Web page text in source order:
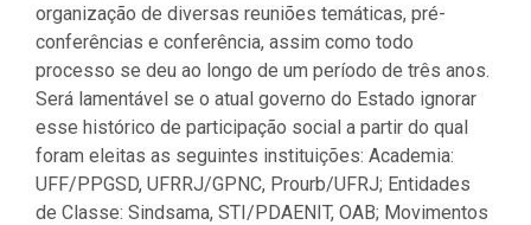
organização de diversas reuniões temáticas, pré-
conferências e conferência, assim como todo
processo se deu ao longo de um período de três anos.
Será lamentável se o atual governo do Estado ignorar
esse histórico de participação social a partir do qual
foram eleitas as seguintes instituições: Academia:
UFF/PPGSD, UFRRJ/GPNC, Prourb/UFRJ; Entidades
de Classe: Sindsama, STI/PDAENIT, OAB; Movimentos